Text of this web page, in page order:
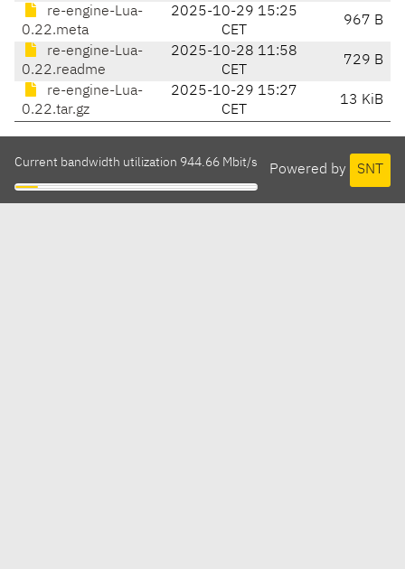
re-engine-Lua-
0.22.meta
2025-10-29 15:25
CET
967 B
re-engine-Lua-
0.22.readme
2025-10-28 11:58
CET
729 B
re-engine-Lua-
0.22.tar.gz
2025-10-29 15:27
CET
13 KiB
Powered by SNT
Current bandwidth utilization 944.66 Mbit/s